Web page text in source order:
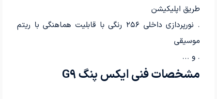
طریق اپلیکیشن
. نورپردازی داخلی ۲۵۶ رنگی با قابلیت هماهنگی با ریتم
موسیقی
. و ...
مشخصات فنی ایکس پنگ G9